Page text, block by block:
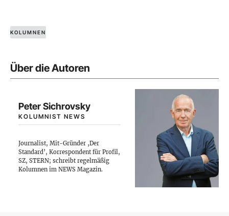
KOLUMNEN
Über die Autoren
Peter Sichrovsky
KOLUMNIST NEWS
Journalist, Mit-Gründer ‚Der
Standard’, Korrespondent für Profil,
SZ, STERN; schreibt regelmäßig
Kolumnen im NEWS Magazin.